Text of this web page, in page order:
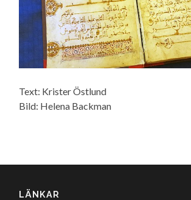
Text: Krister Östlund
Bild: Helena Backman
LÄNKAR